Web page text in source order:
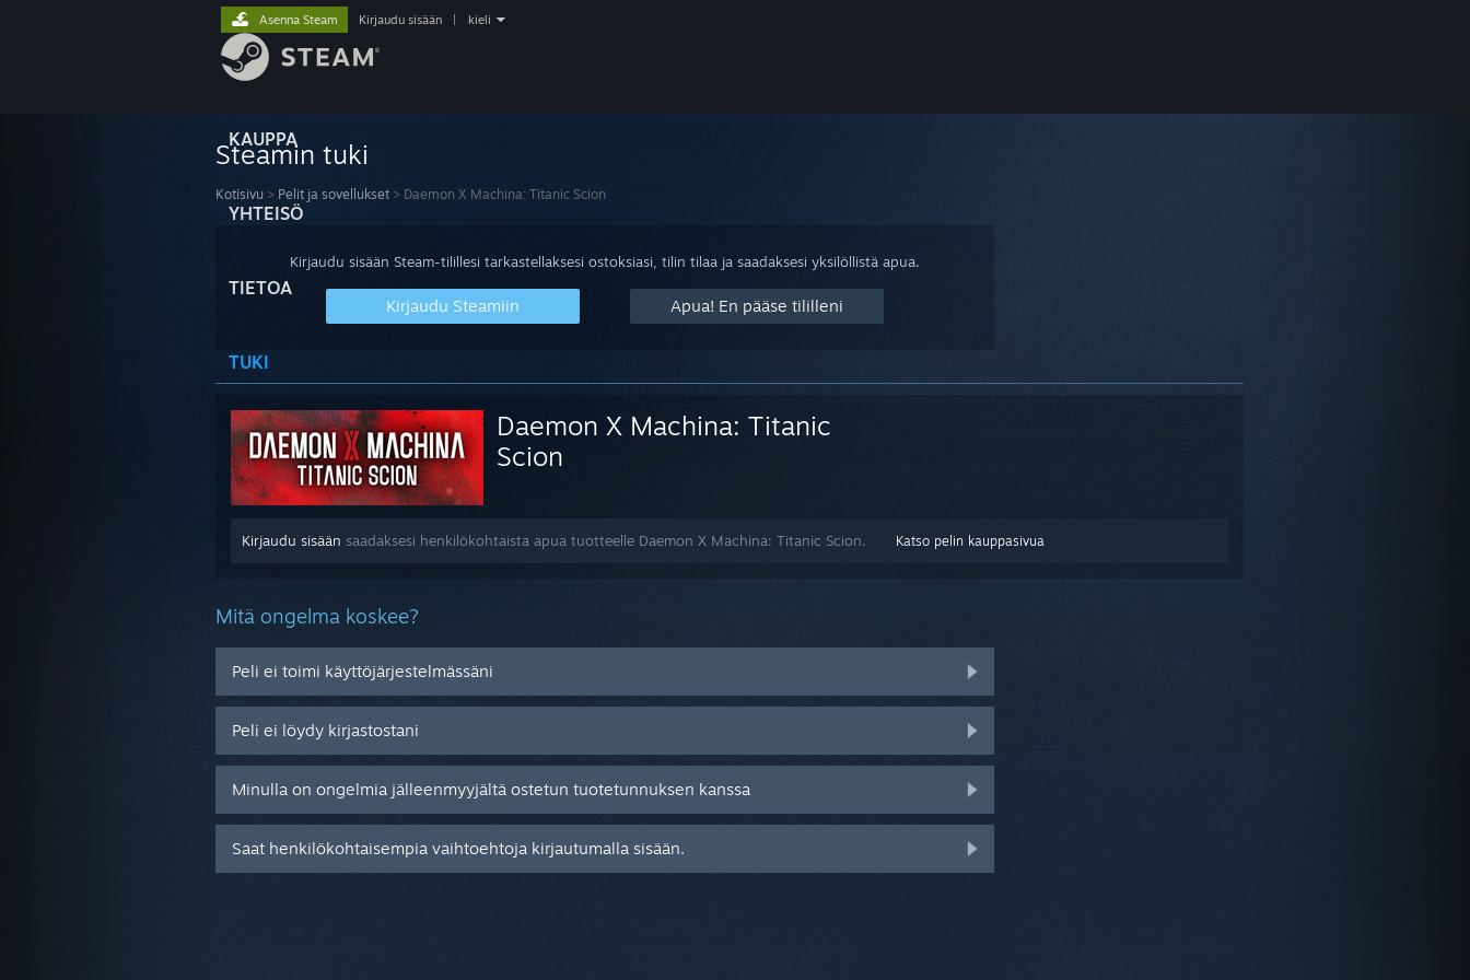
KAUPPA
YHTEISÖ
TIETOA
TUKI
Asenna Steam Kirjaudu sisään kieli
Steamin tuki
Kotisivu > Pelit ja sovellukset > Daemon X Machina: Titanic Scion
Kirjaudu sisään Steam-tilillesi tarkastellaksesi ostoksiasi, tilin tilaa ja saadaksesi yksilöllistä apua.
Kirjaudu Steamiin Apua! En pääse tililleni
Daemon X Machina: Titanic
Scion
Katso pelin kauppasivua
Kirjaudu sisään saadaksesi henkilökohtaista apua tuotteelle Daemon X Machina: Titanic Scion.
Mitä ongelma koskee?
Peli ei toimi käyttöjärjestelmässäni
Peli ei löydy kirjastostani
Minulla on ongelmia jälleenmyyjältä ostetun tuotetunnuksen kanssa
Saat henkilökohtaisempia vaihtoehtoja kirjautumalla sisään.